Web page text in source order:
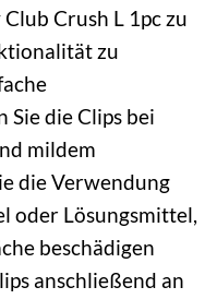
Crush L 1pc zu
zu
Sie die Clips bei
mildem
die Verwendung
oder Lösungsmittel,
beschädigen
anschließend an